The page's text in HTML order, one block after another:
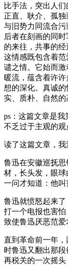
比手法，突出人
正直、耿介、孤
与旧势力同流合污
后者在刻画的同
的来往，共事的经
这情感既包含着
谴之情。它始而
暖流，蕴含着许
想的深化。真诚
实、质朴、自然的
ps：这篇文章是
不乏过于主观的观
读了这篇文章，我
鲁迅在安徽巡抚
材，长头发，眼球
一问才知道：他叫
鲁迅就愤怒起来
打一个电报也害怕
致使鲁迅厌恶范爱
直到革命前一年
时鲁迅又翻出那
再税关的一次摇头